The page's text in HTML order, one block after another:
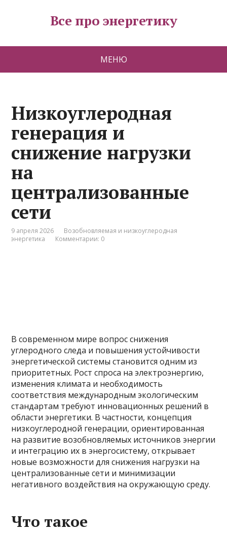
Все про энергетику
МЕНЮ
Низкоуглеродная
генерация и
снижение нагрузки
на
централизованные
сети
9 апреля 2026
Возобновляемая и низкоуглеродная
энергетика
Комментарии: 0
В современном мире вопрос снижения
углеродного следа и повышения устойчивости
энергетической системы становится одним из
приоритетных. Рост спроса на электроэнергию,
изменения климата и необходимость
соответствия международным экологическим
стандартам требуют инновационных решений в
области энергетики. В частности, концепция
низкоуглеродной генерации, ориентированная
на развитие возобновляемых источников энергии
и интеграцию их в энергосистему, открывает
новые возможности для снижения нагрузки на
централизованные сети и минимизации
негативного воздействия на окружающую среду.
Что такое